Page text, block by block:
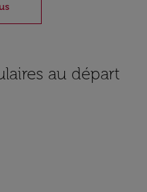
au départ